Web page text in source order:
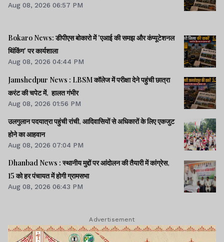
Aug 08, 2026 06:57 PM
Bokaro News: डीपीएस बोकारो में 'एआई की समझ और कंप्यूटेशनल
थिंकिंग' पर कार्यशाला
Aug 08, 2026 04:44 PM
Jamshedpur News : LBSM कॉलेज में परीक्षा देने पहुंची छात्रा
करंट की चपेट में, हालत गंभीर
Aug 08, 2026 01:56 PM
उलगुलान पदयात्रा पहुंची रांची, आदिवासियों से अधिकारों के लिए एकजुट
होने का आहवान
Aug 08, 2026 07:04 PM
Dhanbad News : स्थानीय मुद्दों पर आंदोलन की तैयारी में कांग्रेस,
15 को हर पंचायत में होगी ग्रामसभा
Aug 08, 2026 06:43 PM
Advertisement